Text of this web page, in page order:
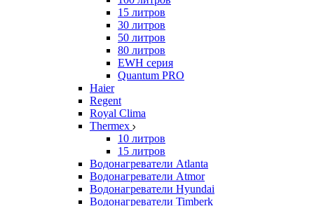
15 литров
30 литров
50 литров
80 литров
EWH серия
Quantum PRO
Haier
Regent
Royal Clima
Thermex
10 литров
15 литров
Водонагреватели Atlanta
Водонагреватели Atmor
Водонагреватели Hyundai
Водонагреватели Timberk